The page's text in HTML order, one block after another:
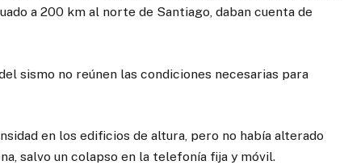
a 200 km al norte de Santiago, daban cuenta de
sismo no reúnen las condiciones necesarias para
en los edificios de altura, pero no había alterado
salvo un colapso en la telefonía fija y móvil.